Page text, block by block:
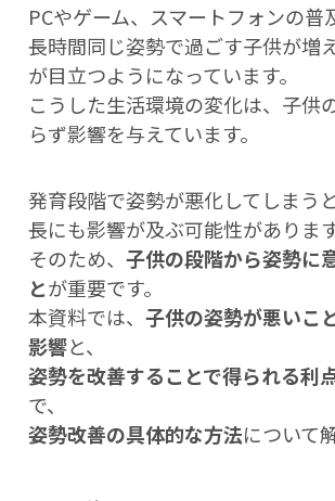
PCやゲーム、スマートフォンの普
長時間同じ姿勢で過ごす子供が増
が目立つようになっています。
こうした生活環境の変化は、子供
らず影響を与えています。
発育段階で姿勢が悪化してしまう
長にも影響が及ぶ可能性があります
そのため、 子供の段階から姿勢に
とが重要です。
本資料では、 子供の姿勢が悪いこ
影響と、
姿勢を改善することで得られる利
で、
姿勢改善の具体的な方法について